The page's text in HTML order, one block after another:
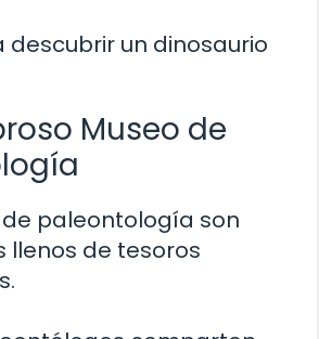
descubrir un dinosaurio
Museo de
de paleontología son
llenos de tesoros